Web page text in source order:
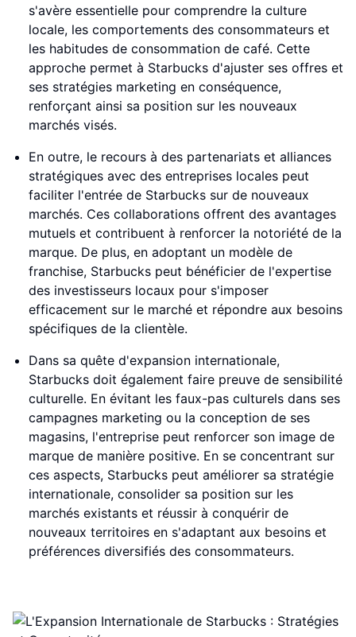
s'avère essentielle pour comprendre la culture
locale, les comportements des consommateurs et
les habitudes de consommation de café. Cette
approche permet à Starbucks d'ajuster ses offres et
ses stratégies marketing en conséquence,
renforçant ainsi sa position sur les nouveaux
marchés visés.
En outre, le recours à des partenariats et alliances
stratégiques avec des entreprises locales peut
faciliter l'entrée de Starbucks sur de nouveaux
marchés. Ces collaborations offrent des avantages
mutuels et contribuent à renforcer la notoriété de la
marque. De plus, en adoptant un modèle de
franchise, Starbucks peut bénéficier de l'expertise
des investisseurs locaux pour s'imposer
efficacement sur le marché et répondre aux besoins
spécifiques de la clientèle.
Dans sa quête d'expansion internationale,
Starbucks doit également faire preuve de sensibilité
culturelle. En évitant les faux-pas culturels dans ses
campagnes marketing ou la conception de ses
magasins, l'entreprise peut renforcer son image de
marque de manière positive. En se concentrant sur
ces aspects, Starbucks peut améliorer sa stratégie
internationale, consolider sa position sur les
marchés existants et réussir à conquérir de
nouveaux territoires en s'adaptant aux besoins et
préférences diversifiés des consommateurs.